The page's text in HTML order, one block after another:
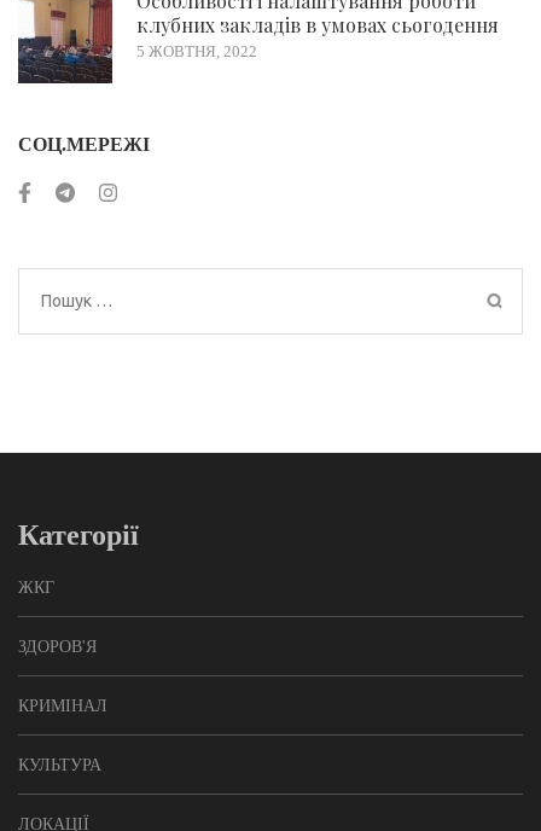
клубних закладів в умовах сьогодення
5 ЖОВТНЯ, 2022
СОЦ.МЕРЕЖІ
Пошук:
Категорії
ЖКГ
ЗДОРОВ'Я
КРИМІНАЛ
КУЛЬТУРА
ЛОКАЦІЇ